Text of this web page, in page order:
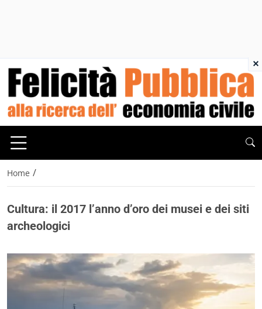
Home /
Cultura: il 2017 l’anno d’oro dei musei e dei siti
archeologici
×